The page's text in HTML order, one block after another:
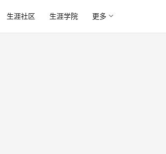
生涯社区 生涯学院 更多